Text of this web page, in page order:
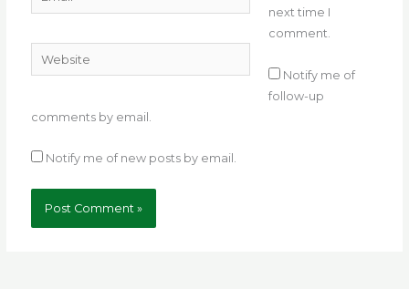
Website
next time I
comment.
Notify me of
follow-up
comments by email.
Notify me of new posts by email.